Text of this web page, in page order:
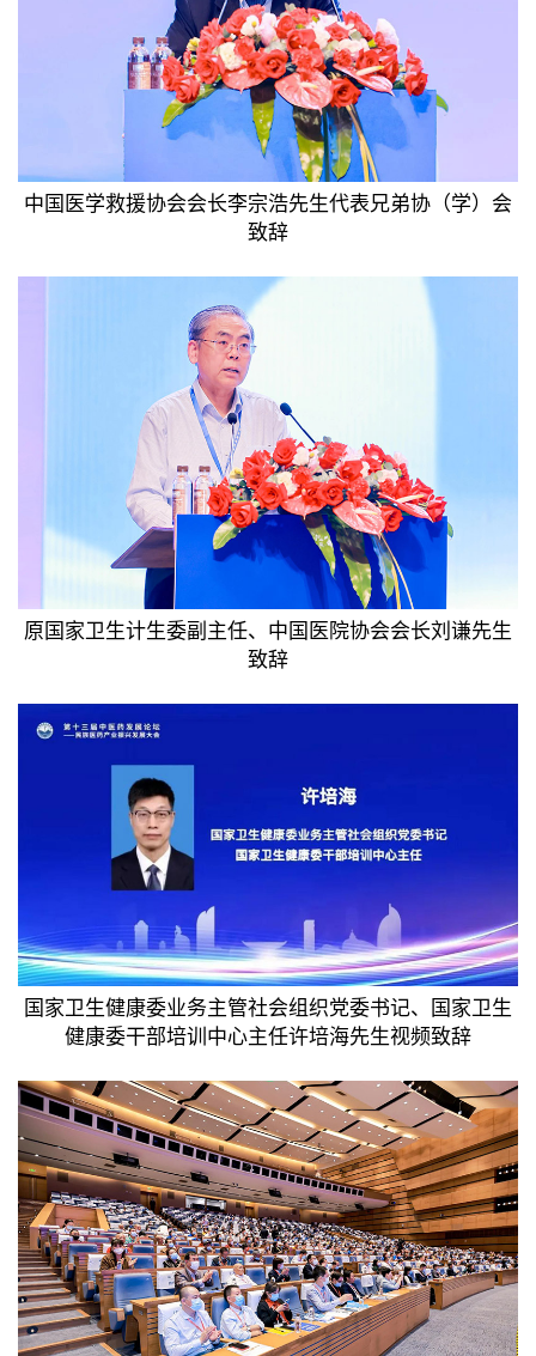
中国医学救援协会会长李宗浩先生代表兄弟协（学）会
致辞
原国家卫生计生委副主任、中国医院协会会长刘谦先生
致辞
国家卫生健康委业务主管社会组织党委书记、国家卫生
健康委干部培训中心主任许培海先生视频致辞